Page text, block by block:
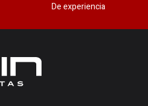
De experiencia